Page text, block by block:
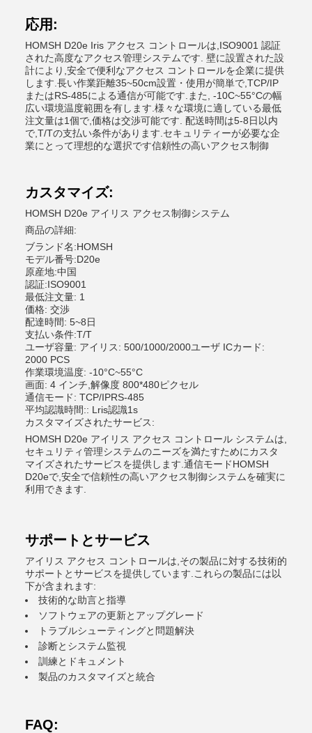
応用:
HOMSH D20e Iris アクセス コントロールは,ISO9001 認証
された高度なアクセス管理システムです. 壁に設置された設
計により,安全で便利なアクセス コントロールを企業に提供
します.長い作業距離35~50cm設置・使用が簡単で,TCP/IP
またはRS-485による通信が可能です.また, -10C~55°Cの幅
広い環境温度範囲を有します.様々な環境に適している最低
注文量は1個で,価格は交渉可能です. 配送時間は5-8日以内
で,T/Tの支払い条件があります.セキュリティーが必要な企
業にとって理想的な選択です信頼性の高いアクセス制御
カスタマイズ:
HOMSH D20e アイリス アクセス制御システム
商品の詳細:
ブランド名:HOMSH
モデル番号:D20e
原産地:中国
認証:ISO9001
最低注文量: 1
価格: 交渉
配達時間: 5~8日
支払い条件:T/T
ユーザ容量: アイリス: 500/1000/2000ユーザ ICカード:
2000 PCS
作業環境温度: -10°C~55°C
画面: 4 インチ,解像度 800*480ピクセル
通信モード: TCP/IPRS-485
平均認識時間:: Lris認識1s
カスタマイズされたサービス:
HOMSH D20e アイリス アクセス コントロール システムは,
セキュリティ管理システムのニーズを満たすためにカスタ
マイズされたサービスを提供します.通信モードHOMSH
D20eで,安全で信頼性の高いアクセス制御システムを確実に
利用できます.
サポートとサービス
アイリス アクセス コントロールは,その製品に対する技術的
サポートとサービスを提供しています.これらの製品には以
下が含まれます:
技術的な助言と指導
ソフトウェアの更新とアップグレード
トラブルシューティングと問題解決
診断とシステム監視
訓練とドキュメント
製品のカスタマイズと統合
FAQ: